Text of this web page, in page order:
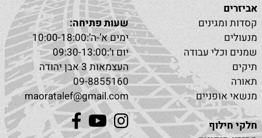
אביזרים
קסדות ומגינים
מנעולים
שמנים וכלי עבודה
תיקים
תאורה
מנשאי אופניים
חלקי חילוף
שעות פתיחה:
ימים א’-ה’:10:00-18:00
יום ו’:09:30-13:00
העצמאות 3 אבן יהודה
09-8855160
maoratalef@gmail.com